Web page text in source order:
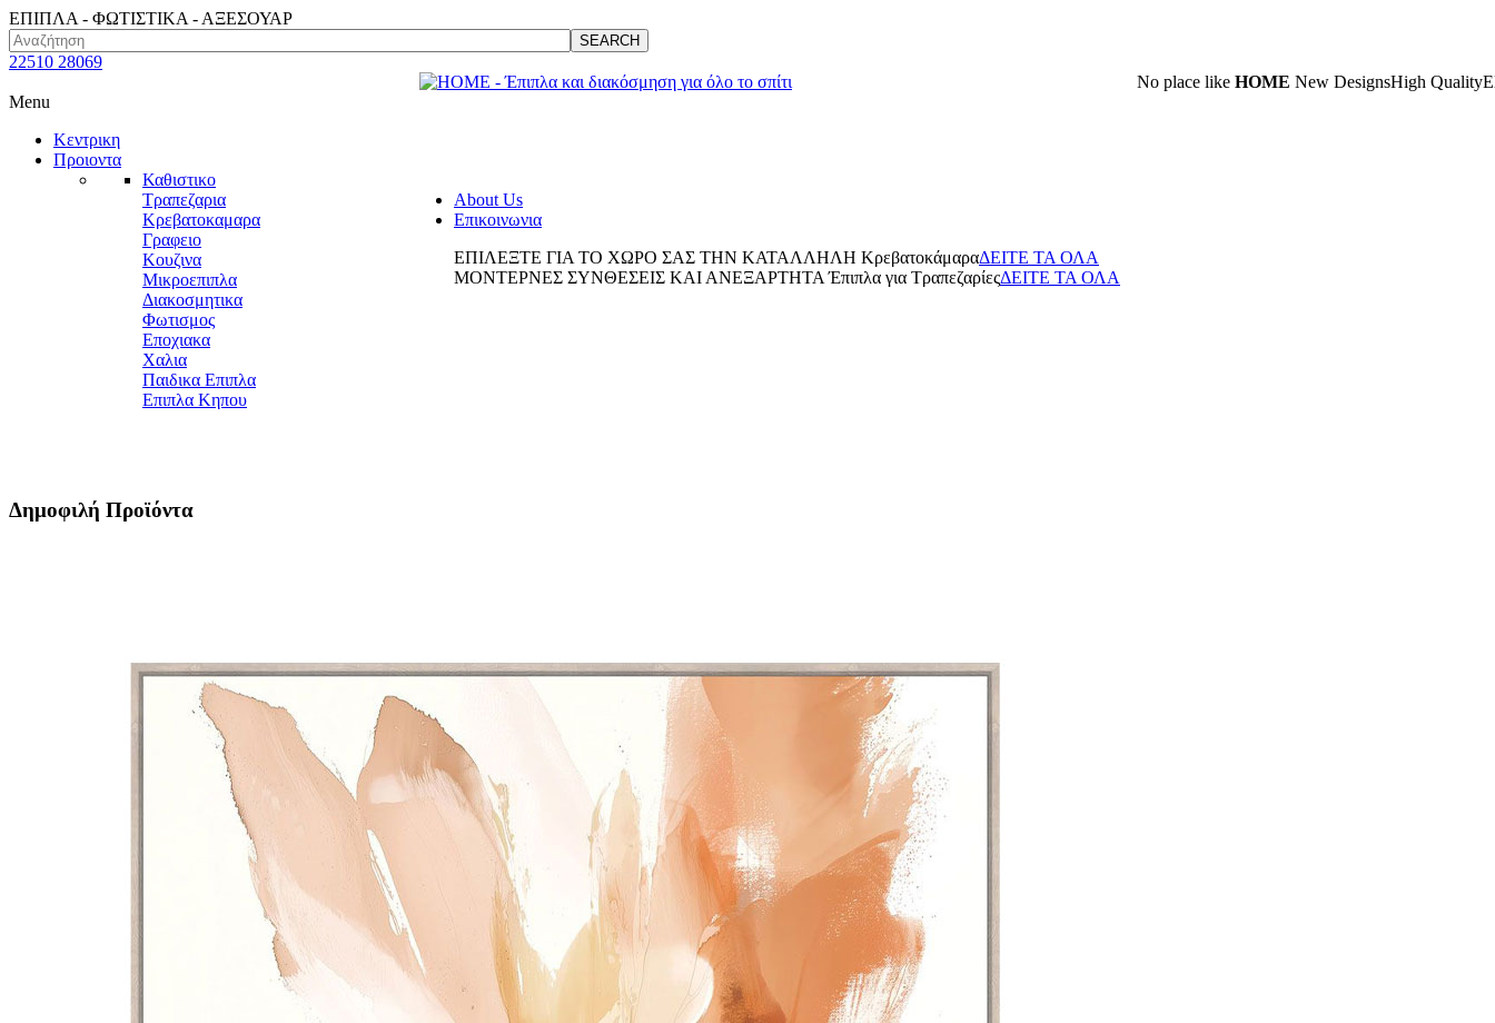
ΕΠΙΠΛΑ - ΦΩΤΙΣΤΙΚΑ - ΑΞΕΣΟΥΑΡ
SEARCH
22510 28069
Νο place likeHOME New Designs High QualityElegance
Menu
Κεντρικη
Προιοντα
Καθιστικο
Τραπεζαρια
Κρεβατοκαμαρα
Γραφειο
Κουζινα
Μικροεπιπλα
Διακοσμητικα
Φωτισμος
Εποχιακα
Χαλια
Παιδικα Επιπλα
Επιπλα Κηπου
About Us
Επικοινωνια
ΕΠΙΛΕΞΤΕ ΓΙΑ ΤΟ ΧΩΡΟ ΣΑΣ ΤΗΝ ΚΑΤΑΛΛΗΛΗ ΚρεβατοκάμαραΔΕΙΤΕ ΤΑ ΟΛΑ
ΜΟΝΤΕΡΝΕΣ ΣΥΝΘΕΣΕΙΣ ΚΑΙ ΑΝΕΞΑΡΤΗΤΑ Έπιπλα για ΤραπεζαρίεςΔΕΙΤΕ ΤΑ ΟΛΑ
Δημοφιλή Προϊόντα